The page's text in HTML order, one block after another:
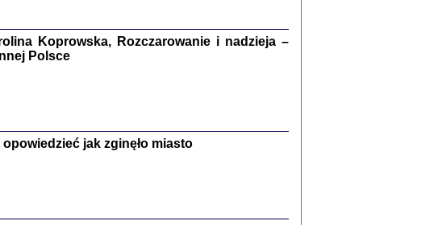
PISZĄCY TE SŁOWA JEST PRACOWNIKIEM
Koprowska, Rozczarowanie i nadzieja –
Polsce
jak zginęło miasto